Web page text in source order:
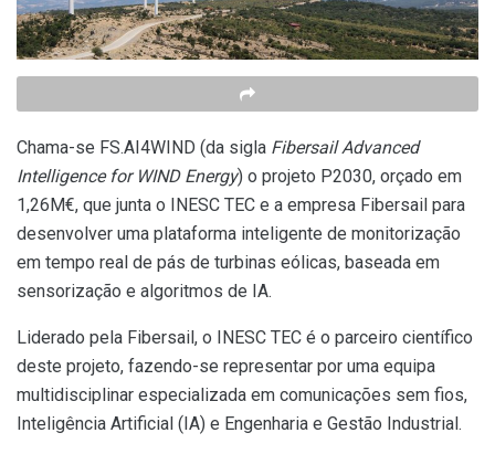
Chama-se FS.AI4WIND (da sigla Fibersail Advanced
Intelligence for WIND Energy) o projeto P2030, orçado em
1,26M€, que junta o INESC TEC e a empresa Fibersail para
desenvolver uma plataforma inteligente de monitorização
em tempo real de pás de turbinas eólicas, baseada em
sensorização e algoritmos de IA.
Liderado pela Fibersail, o INESC TEC é o parceiro científico
deste projeto, fazendo-se representar por uma equipa
multidisciplinar especializada em comunicações sem fios,
Inteligência Artificial (IA) e Engenharia e Gestão Industrial.